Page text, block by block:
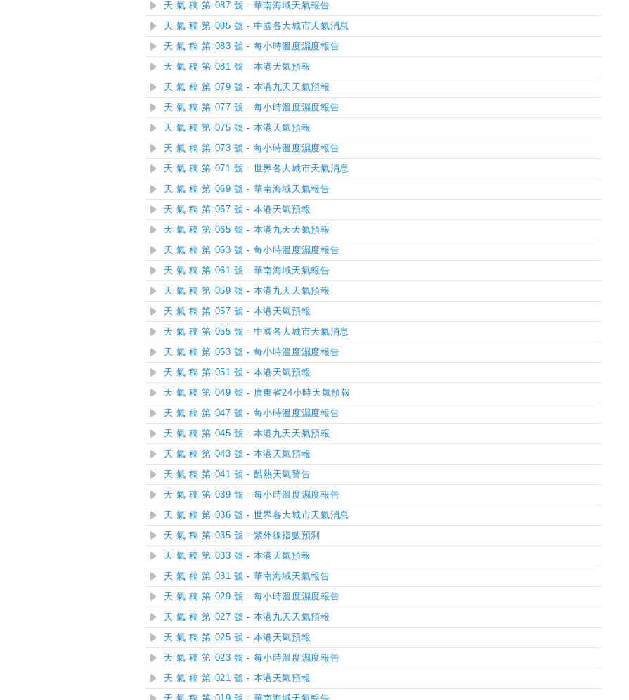
天 氣 稿 第 087 號 - 華南海域天氣報告
天 氣 稿 第 085 號 - 中國各大城市天氣消息
天 氣 稿 第 083 號 - 每小時溫度濕度報告
天 氣 稿 第 081 號 - 本港天氣預報
天 氣 稿 第 079 號 - 本港九天天氣預報
天 氣 稿 第 077 號 - 每小時溫度濕度報告
天 氣 稿 第 075 號 - 本港天氣預報
天 氣 稿 第 073 號 - 每小時溫度濕度報告
天 氣 稿 第 071 號 - 世界各大城市天氣消息
天 氣 稿 第 069 號 - 華南海域天氣報告
天 氣 稿 第 067 號 - 本港天氣預報
天 氣 稿 第 065 號 - 本港九天天氣預報
天 氣 稿 第 063 號 - 每小時溫度濕度報告
天 氣 稿 第 061 號 - 華南海域天氣報告
天 氣 稿 第 059 號 - 本港九天天氣預報
天 氣 稿 第 057 號 - 本港天氣預報
天 氣 稿 第 055 號 - 中國各大城市天氣消息
天 氣 稿 第 053 號 - 每小時溫度濕度報告
天 氣 稿 第 051 號 - 本港天氣預報
天 氣 稿 第 049 號 - 廣東省24小時天氣預報
天 氣 稿 第 047 號 - 每小時溫度濕度報告
天 氣 稿 第 045 號 - 本港九天天氣預報
天 氣 稿 第 043 號 - 本港天氣預報
天 氣 稿 第 041 號 - 酷熱天氣警告
天 氣 稿 第 039 號 - 每小時溫度濕度報告
天 氣 稿 第 036 號 - 世界各大城市天氣消息
天 氣 稿 第 035 號 - 紫外線指數預測
天 氣 稿 第 033 號 - 本港天氣預報
天 氣 稿 第 031 號 - 華南海域天氣報告
天 氣 稿 第 029 號 - 每小時溫度濕度報告
天 氣 稿 第 027 號 - 本港九天天氣預報
天 氣 稿 第 025 號 - 本港天氣預報
天 氣 稿 第 023 號 - 每小時溫度濕度報告
天 氣 稿 第 021 號 - 本港天氣預報